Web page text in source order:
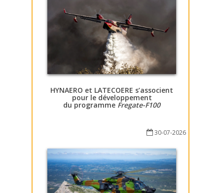
HYNAERO et LATECOERE s’associent
pour le développement
du programme Fregate-F100
30-07-2026